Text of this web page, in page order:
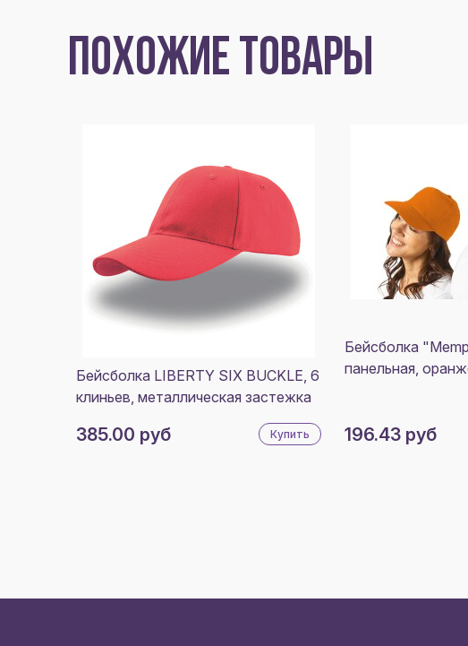
ПОХОЖИЕ ТОВАРЫ
Бейсболка LIBERTY SIX BUCKLE, 6
клиньев, металлическая застежка
385.00 руб Купить
Бейсболка
панельная,
196.43 руб